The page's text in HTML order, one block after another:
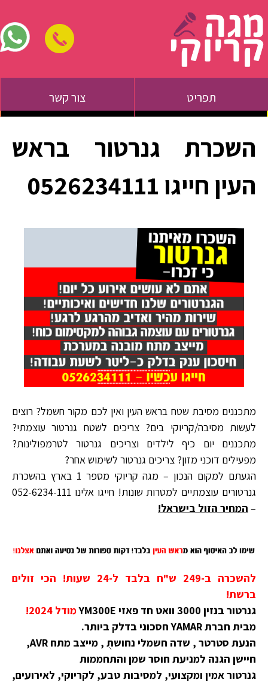
תפריט צור קשר
השכרת גנרטור בראש
העין חייגו 0526234111
מתכננים מסיבת שטח בראש העין ואין לכם מקור חשמל? רוצים
לעשות מסיבה/קריוקי בים? צריכים לשטח גנרטור עוצמתי?
מתכננים יום כיף לילדים וצריכים גנרטור לטרמפולינות?
מפעילים דוכני מזון? צריכים גנרטור לשימוש אחר?
הגעתם למקום הנכון – מגה קריוקי מספר 1 בארץ בהשכרת
גנרטורים עוצמתיים למטרות שונות! חייגו אלינו 052-6234-111
– המחיר הזול בישראל!
להשכרה ב-249 ש"ח בלבד ל-24 שעות! הכי זולים
ברשת!
גנרטור בנזין 3000 וואט חד פאזי YM300E
מודל 2024!
מבית חברת YAMAR חסכוני בדלק ביותר.
הנעת סטרטר , שדה חשמלי נחושתֻ , מייצב מתח AVR,
חיישן הגנה למניעת חוסר שמן והתחממות
גנרטור אמין ומקצועי, למסיבות טבע, לקריוקי, לאירועים,